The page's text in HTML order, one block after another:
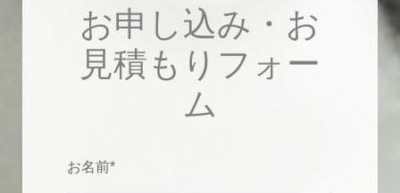
お申し込み・お
見積もりフォー
ム
お名前*